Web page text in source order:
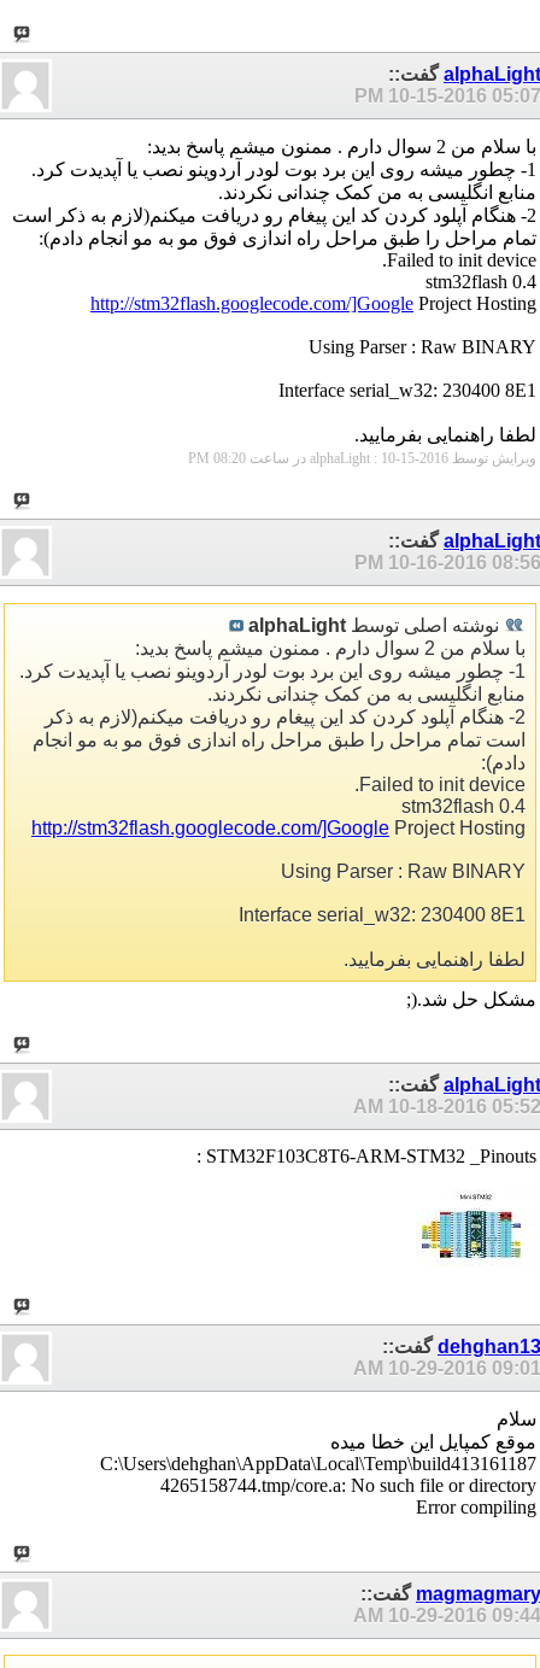
alphaLightگفت::
10-15-2016 05:07 PM
با سلام من 2 سوال دارم . ممنون میشم پاسخ بدید:
1- چطور میشه روی این برد بوت لودر آردوینو نصب یا آپدیدت کرد.
منابع انگلیسی به من کمک چندانی نکردند.
2- هنگام آپلود کردن کد این پیغام رو دریافت میکنم(لازم به ذکر است
تمام مراحل را طبق مراحل راه اندازی فوق مو به مو انجام دادم):
Failed to init device.
stm32flash 0.4
http://stm32flash.googlecode.com/]Google Project Hosting
Using Parser : Raw BINARY
Interface serial_w32: 230400 8E1
لطفا راهنمایی بفرمایید.
ویرایش توسط alphaLight : 10-15-2016 در ساعت 08:20 PM
alphaLightگفت::
10-16-2016 08:56 PM
نوشته اصلی توسط alphaLight
با سلام من 2 سوال دارم . ممنون میشم پاسخ بدید:
1- چطور میشه روی این برد بوت لودر آردوینو نصب یا آپدیدت کرد.
منابع انگلیسی به من کمک چندانی نکردند.
2- هنگام آپلود کردن کد این پیغام رو دریافت میکنم(لازم به ذکر
است تمام مراحل را طبق مراحل راه اندازی فوق مو به مو انجام
دادم):
Failed to init device.
stm32flash 0.4
http://stm32flash.googlecode.com/]Google Project Hosting
Using Parser : Raw BINARY
Interface serial_w32: 230400 8E1
لطفا راهنمایی بفرمایید.
مشکل حل شد.(;
alphaLightگفت::
10-18-2016 05:52 AM
STM32F103C8T6-ARM-STM32 _Pinouts :
dehghan13گفت::
10-29-2016 09:01 AM
سلام
موقع کمپایل این خطا میده
C:\Users\dehghan\AppData\Local\Temp\build413161187
4265158744.tmp/core.a: No such file or directory
Error compiling
magmagmary گفت::
10-29-2016 09:44 AM